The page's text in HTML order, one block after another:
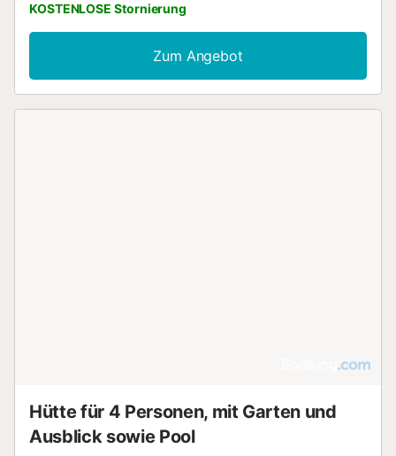
Klimaanlage ausgestattet, es verfügt über 2 modern
eingerichtete Badezimmer eines mit direktem Zugang vom
Hauptschafzimmer aus. Dieses hat Badewanne, Dusche
ein modernes Waschbecken und Toilette. Das andere
Badezimmer ist mit einer Dusche, modernem
KOSTENLOSE Stornierung
Zum Angebot
Hütte für 4 Personen, mit Garten und
Ausblick sowie Pool